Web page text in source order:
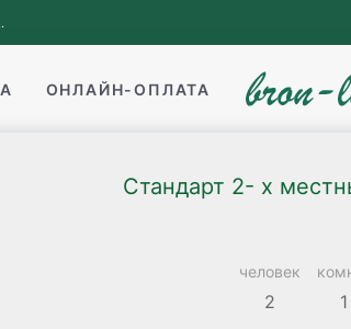
ОНЛАЙН-ОПЛАТА
Стандарт 2- х
человек
2 1